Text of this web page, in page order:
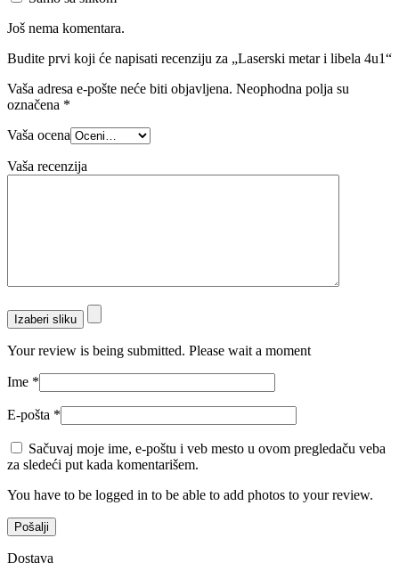
Još nema komentara.
Budite prvi koji će napisati recenziju za „Laserski metar i libela 4u1“
Vaša adresa e-pošte neće biti objavljena. Neophodna polja su
označena *
Vaša ocena
Vaša recenzija
Izaberi sliku
Your review is being submitted. Please wait a moment
Ime *
E-pošta *
Sačuvaj moje ime, e-poštu i veb mesto u ovom pregledaču veba
za sledeći put kada komentarišem.
You have to be logged in to be able to add photos to your review.
Dostava